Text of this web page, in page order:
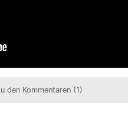
den Kommentaren (1)